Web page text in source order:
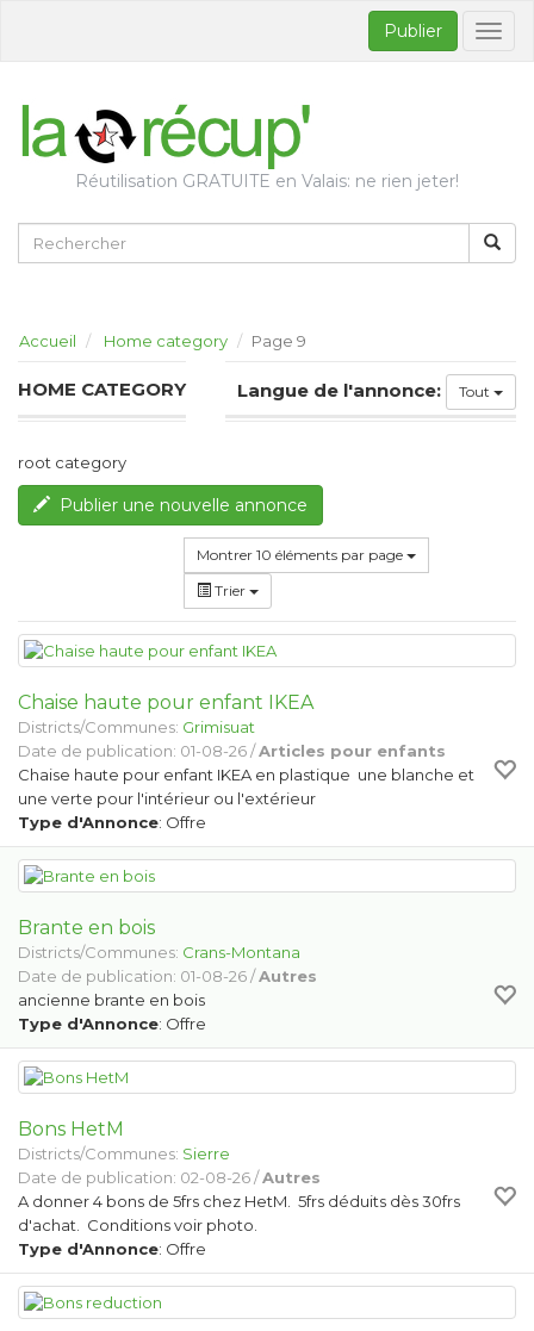
Publier
Réutilisation GRATUITE en Valais: ne rien jeter!
Accueil Home category Page 9
HOME CATEGORY Langue de l'annonce: Tout
root category
Publier une nouvelle annonce
Montrer 10 éléments par page
Trier
Chaise haute pour enfant IKEA
Districts/Communes: Grimisuat
Date de publication: 01-08-26 /Articles pour enfants
Chaise haute pour enfant IKEA en plastique une blanche et
une verte pour l'intérieur ou l'extérieur
Type d'Annonce: Offre
Brante en bois
Districts/Communes: Crans-Montana
Date de publication: 01-08-26 /Autres
ancienne brante en bois
Type d'Annonce: Offre
Bons HetM
Districts/Communes: Sierre
Date de publication: 02-08-26 /Autres
A donner 4 bons de 5frs chez HetM. 5frs déduits dès 30frs
d'achat. Conditions voir photo.
Type d'Annonce: Offre